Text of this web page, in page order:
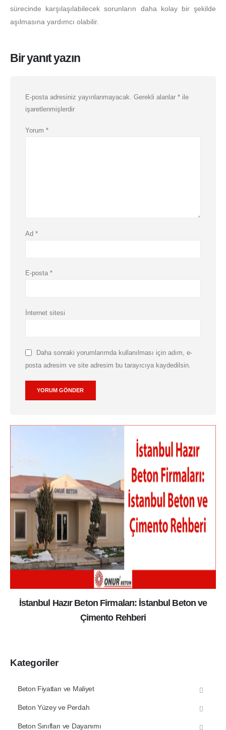
sürecinde karşılaşılabilecek sorunların daha kolay bir şekilde
aşılmasına yardımcı olabilir.
Bir yanıt yazın
E-posta adresiniz yayınlanmayacak. Gerekli alanlar * ile
işaretlenmişlerdir
Yorum *
Ad *
E-posta *
İnternet sitesi
Daha sonraki yorumlarımda kullanılması için adım, e-
posta adresim ve site adresim bu tarayıcıya kaydedilsin.
İstanbul Hazır Beton Firmaları: İstanbul Beton ve
Çimento Rehberi
Kategoriler
Beton Fiyatları ve Maliyet
Beton Yüzey ve Perdah
Beton Sınıfları ve Dayanımı